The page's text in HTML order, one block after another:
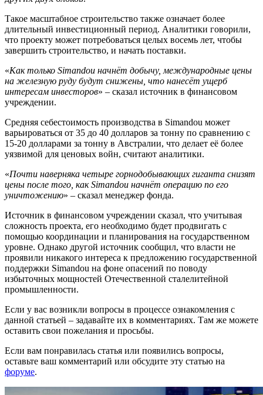
Такое масштабное строительство также означает более
длительный инвестиционный период. Аналитики говорили,
что проекту может потребоваться целых восемь лет, чтобы
завершить строительство, и начать поставки.
«Как только Simandou начнёт добычу, международные цены
на железную руду будут снижены, что нанесёт ущерб
интересам инвесторов» – сказал источник в финансовом
учреждении.
Средняя себестоимость производства в Simandou может
варьироваться от 35 до 40 долларов за тонну по сравнению с
15-20 долларами за тонну в Австралии, что делает её более
уязвимой для ценовых войн, считают аналитики.
«Почти наверняка четыре горнодобывающих гиганта снизят
цены после того, как Simandou начнёт операцию по его
уничтожению» – сказал менеджер фонда.
Источник в финансовом учреждении сказал, что учитывая
сложность проекта, его необходимо будет продвигать с
помощью координации и планирования на государственном
уровне. Однако другой источник сообщил, что власти не
проявили никакого интереса к предложению государственной
поддержки Simandou на фоне опасений по поводу
избыточных мощностей Отечественной сталелитейной
промышленности.
Если у вас возникли вопросы в процессе ознакомления с
данной статьей – задавайте их в комментариях. Там же можете
оставить свои пожелания и просьбы.
Если вам понравилась статья или появились вопросы,
оставьте ваш комментарий или обсудите эту статью на
форуме.